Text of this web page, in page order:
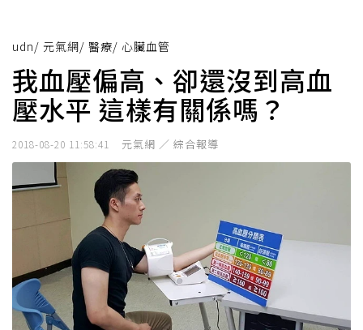
udn/ 元氣網/ 醫療/ 心臟血管
我血壓偏高、卻還沒到高血
壓水平 這樣有關係嗎？
2018-08-20 11:58:41 元氣網 ／ 綜合報導